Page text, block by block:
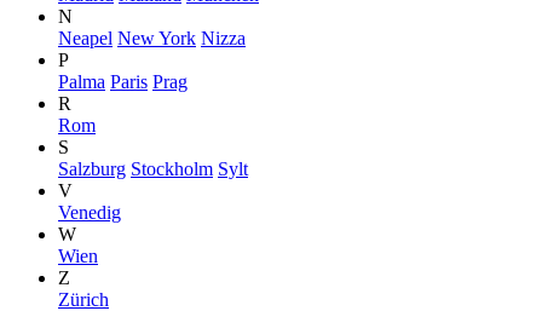
N
Neapel New York Nizza
P
Palma Paris Prag
R
Rom
S
Salzburg Stockholm Sylt
V
Venedig
W
Wien
Z
Zürich